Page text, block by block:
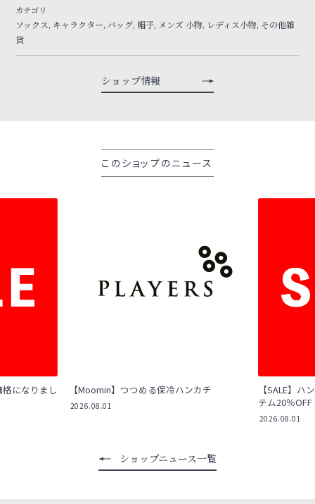
カテゴリ
ソックス, キャラクター, バッグ, 帽子, メンズ 小物, レディス小物, その他雑
貨
ショップ情報
このショップのニュース
格になりまし 【Moomin】つつめる保冷ハンカチ
2026.08.01
【SALE】ハ
テム20％OFF
2026.08.01
ショップニュース一覧